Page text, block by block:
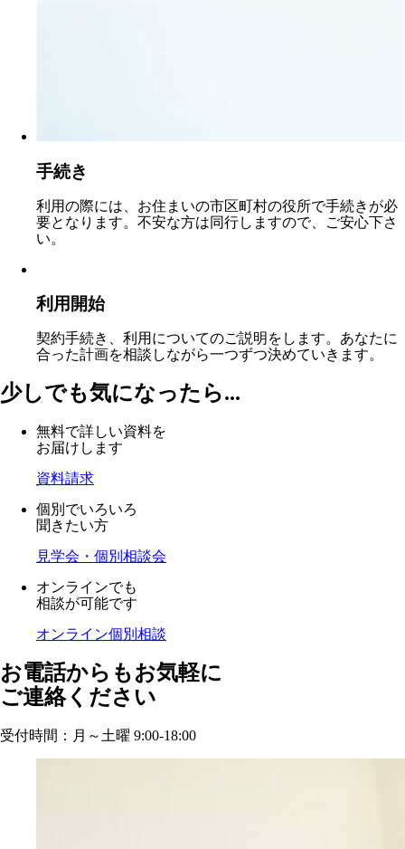
手続き
利用の際には、お住まいの市区町村の役所で手続きが必
要となります。不安な方は同行しますので、ご安心下さ
い。
利用開始
契約手続き、利用についてのご説明をします。あなたに
合った計画を相談しながら一つずつ決めていきます。
少しでも気になったら...
無料で詳しい資料を
お届けします
資料請求
個別でいろいろ
聞きたい方
見学会・個別相談会
オンラインでも
相談が可能です
オンライン個別相談
お電話からもお気軽に
ご連絡ください
受付時間：月～土曜 9:00-18:00